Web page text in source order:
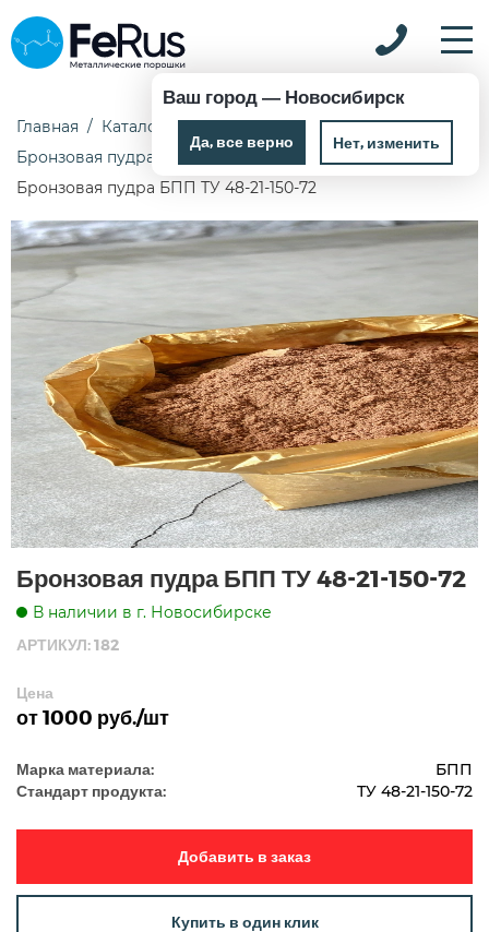
Ваш город — Новосибирск
Да, все верно Нет, изменить
Главная Каталог
Металлические пудры
Бронзовая пудра
Бронзовая пудра БПП ТУ 48-21-150-72
Бронзовая пудра БПП ТУ 48-21-150-72
В наличии в г. Новосибирске
АРТИКУЛ: 182
Цена
от 1000 руб./шт
Марка материала: БПП
Стандарт продукта: ТУ 48-21-150-72
Добавить в заказ
Купить в один клик